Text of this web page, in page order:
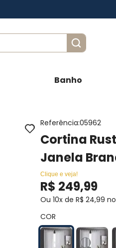
Banho
Referência:05962
Cortina
Janela
Clique e veja!
R$ 249,99
Ou10x deR$ 24,99
COR